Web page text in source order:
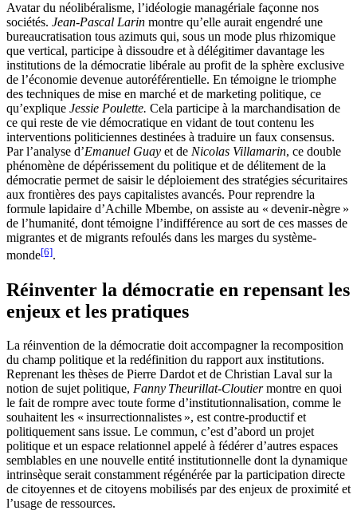
Avatar du néolibéralisme, l’idéologie managériale façonne nos
sociétés. Jean-Pascal Larin montre qu’elle aurait engendré une
bureaucratisation tous azimuts qui, sous un mode plus rhizomique
que vertical, participe à dissoudre et à délégitimer davantage les
institutions de la démocratie libérale au profit de la sphère exclusive
de l’économie devenue autoréférentielle. En témoigne le triomphe
des techniques de mise en marché et de marketing politique, ce
qu’explique Jessie Poulette. Cela participe à la marchandisation de
ce qui reste de vie démocratique en vidant de tout contenu les
interventions politiciennes destinées à traduire un faux consensus.
Par l’analyse d’Emanuel Guay et de Nicolas Villamarin, ce double
phénomène de dépérissement du politique et de délitement de la
démocratie permet de saisir le déploiement des stratégies sécuritaires
aux frontières des pays capitalistes avancés. Pour reprendre la
formule lapidaire d’Achille Mbembe, on assiste au « devenir-nègre »
de l’humanité, dont témoigne l’indifférence au sort de ces masses de
migrantes et de migrants refoulés dans les marges du système-
monde[6].
Réinventer la démocratie en repensant les
enjeux et les pratiques
La réinvention de la démocratie doit accompagner la recomposition
du champ politique et la redéfinition du rapport aux institutions.
Reprenant les thèses de Pierre Dardot et de Christian Laval sur la
notion de sujet politique, Fanny Theurillat-Cloutiermontre en quoi
le fait de rompre avec toute forme d’institutionnalisation, comme le
souhaitent les « insurrectionnalistes », est contre-productif et
politiquement sans issue. Le commun, c’est d’abord un projet
politique et un espace relationnel appelé à fédérer d’autres espaces
semblables en une nouvelle entité institutionnelle dont la dynamique
intrinsèque serait constamment régénérée par la participation directe
de citoyennes et de citoyens mobilisés par des enjeux de proximité et
l’usage de ressources.